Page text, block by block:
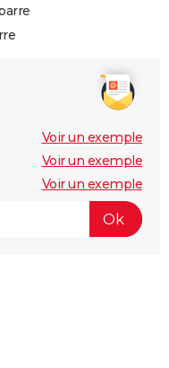
Voir un exemple
Voir un exemple
Voir un exemple